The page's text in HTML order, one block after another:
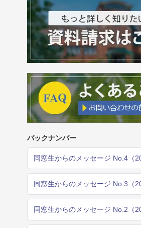
バックナンバー
同窓生からのメッセージ No.4（
同窓生からのメッセージ No.3（
同窓生からのメッセージ No.2（